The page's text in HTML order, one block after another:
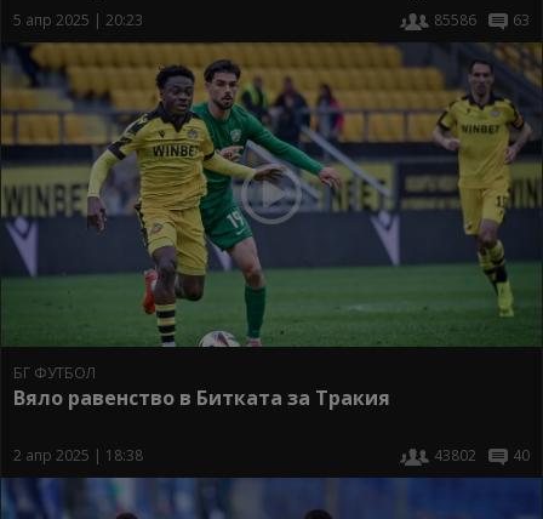
5 апр 2025 | 20:23 85586 63
БГ ФУТБОЛ
Вяло равенство в Битката за Тракия
2 апр 2025 | 18:38 43802 40